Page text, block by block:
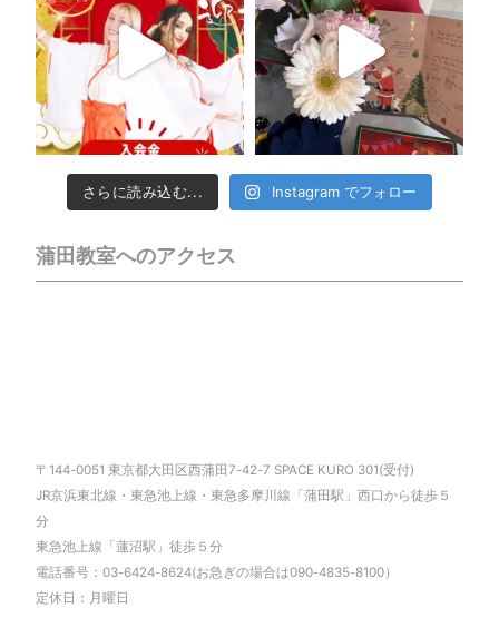
さらに読み込む... Instagram でフォロー
蒲田教室へのアクセス
〒144-0051 東京都大田区西蒲田7-42-7 SPACE KURO 301(受付)
JR京浜東北線・東急池上線・東急多摩川線「蒲田駅」西口から徒歩５
分
東急池上線「蓮沼駅」徒歩５分
電話番号：03-6424-8624(お急ぎの場合は090-4835-8100）
定休日：月曜日